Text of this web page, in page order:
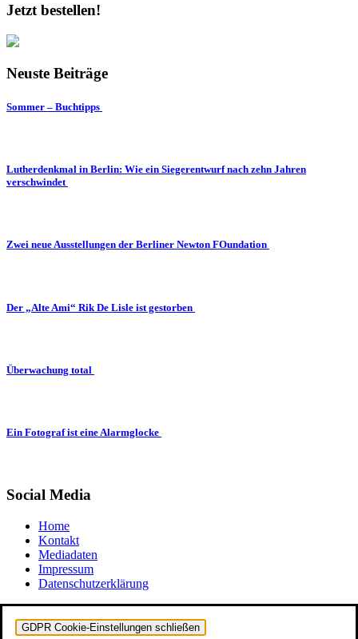
Jetzt bestellen!
Neuste Beiträge
Sommer – Buchtipps
Lutherdenkmal in Berlin: Wie ein Siegerentwurf nach zehn Jahren
verschwindet
Zwei neue Ausstellungen der Berliner Newton FOundation
Der „Alte Ami“ Rik De Lisle ist gestorben
Überwachung total
Ein Fotograf ist eine Alarmglocke
Social Media
Home
Kontakt
Mediadaten
Impressum
Datenschutzerklärung
GDPR Cookie-Einstellungen schließen